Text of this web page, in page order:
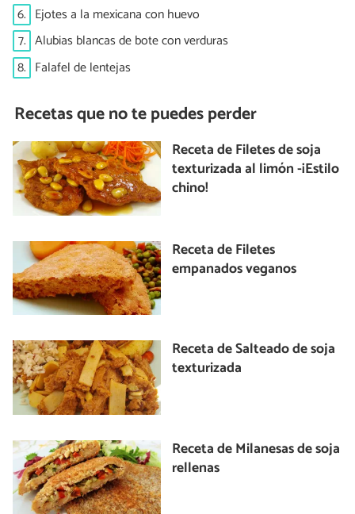
6. Ejotes a la mexicana con huevo
7. Alubias blancas de bote con verduras
8. Falafel de lentejas
Recetas que no te puedes perder
Receta de Filetes de soja
texturizada al limón -¡Estilo
chino!
Receta de Filetes
empanados veganos
Receta de Salteado de soja
texturizada
Receta de Milanesas de soja
rellenas